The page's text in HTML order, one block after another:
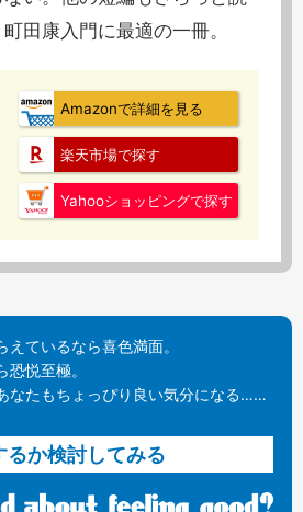
田康入門に最適の一冊。
Amazonで詳細を見る
楽天市場で探す
Yahooショッピングで探す
ているなら喜色満面。
悦至極。
たもちょっぴり良い気分になる……
るか検討してみる